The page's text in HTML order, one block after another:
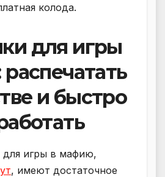
колода.
для игры
и быстро
игры в мафию,
, имеют достаточное